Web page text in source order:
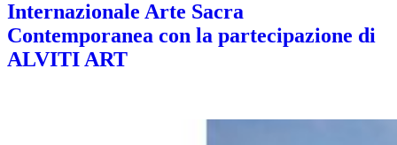
Internazionale Arte Sacra
Contemporanea con la partecipazione di
ALVITI ART